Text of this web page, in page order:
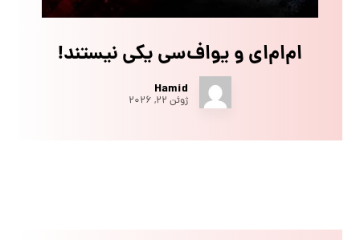
ام‌ام‌ای و یو‌اف‌سی یکی نیستند!
Hamid
ژوئن ۲۲, ۲۰۲۶